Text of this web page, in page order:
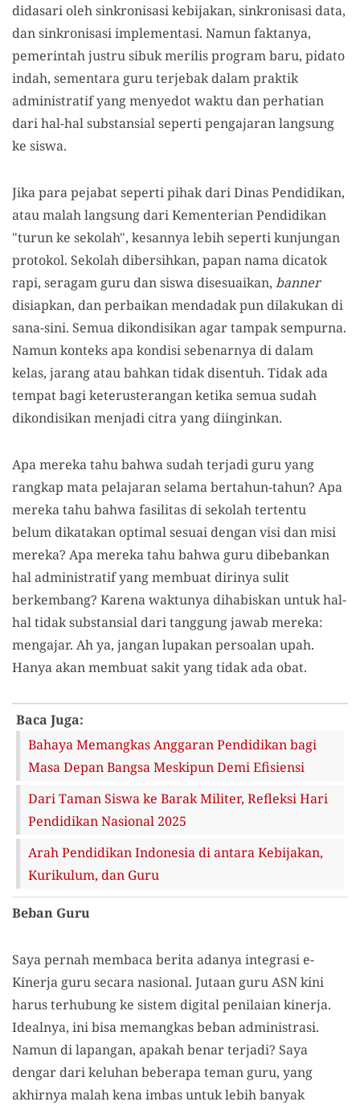
didasari oleh sinkronisasi kebijakan, sinkronisasi data,
dan sinkronisasi implementasi. Namun faktanya,
pemerintah justru sibuk merilis program baru, pidato
indah, sementara guru terjebak dalam praktik
administratif yang menyedot waktu dan perhatian
dari hal-hal substansial seperti pengajaran langsung
ke siswa.
Jika para pejabat seperti pihak dari Dinas Pendidikan,
atau malah langsung dari Kementerian Pendidikan
"turun ke sekolah", kesannya lebih seperti kunjungan
protokol. Sekolah dibersihkan, papan nama dicatok
rapi, seragam guru dan siswa disesuaikan, banner
disiapkan, dan perbaikan mendadak pun dilakukan di
sana-sini. Semua dikondisikan agar tampak sempurna.
Namun konteks apa kondisi sebenarnya di dalam
kelas, jarang atau bahkan tidak disentuh. Tidak ada
tempat bagi keterusterangan ketika semua sudah
dikondisikan menjadi citra yang diinginkan.
Apa mereka tahu bahwa sudah terjadi guru yang
rangkap mata pelajaran selama bertahun-tahun? Apa
mereka tahu bahwa fasilitas di sekolah tertentu
belum dikatakan optimal sesuai dengan visi dan misi
mereka? Apa mereka tahu bahwa guru dibebankan
hal administratif yang membuat dirinya sulit
berkembang? Karena waktunya dihabiskan untuk hal-
hal tidak substansial dari tanggung jawab mereka:
mengajar. Ah ya, jangan lupakan persoalan upah.
Hanya akan membuat sakit yang tidak ada obat.
Baca Juga:
Bahaya Memangkas Anggaran Pendidikan bagi
Masa Depan Bangsa Meskipun Demi Efisiensi
Dari Taman Siswa ke Barak Militer, Refleksi Hari
Pendidikan Nasional 2025
Arah Pendidikan Indonesia di antara Kebijakan,
Kurikulum, dan Guru
Beban Guru
Saya pernah membaca berita adanya integrasi e-
Kinerja guru secara nasional. Jutaan guru ASN kini
harus terhubung ke sistem digital penilaian kinerja.
Idealnya, ini bisa memangkas beban administrasi.
Namun di lapangan, apakah benar terjadi? Saya
dengar dari keluhan beberapa teman guru, yang
akhirnya malah kena imbas untuk lebih banyak